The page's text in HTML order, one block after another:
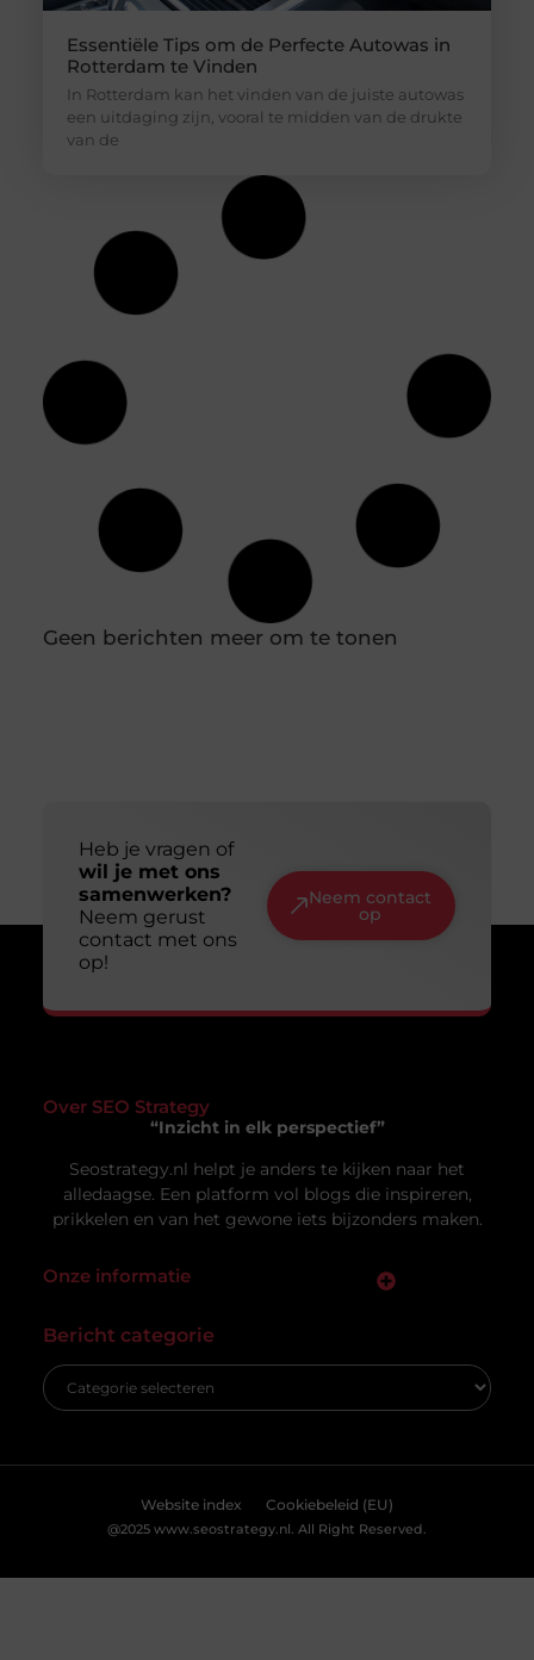
Uw privacy is voor ons van
groot belang.
inzicht in het gebruik van onze website en kunnen we content en
cookiebeleid ] voor meer informatie.
Bekijk Voorkeuren
Essentiële Tips om de Perfecte Autowas in
Rotterdam te Vinden
In Rotterdam kan het vinden van de juiste autowas
een uitdaging zijn, vooral te midden van de drukte
van de
de juiste productkeuzes
Je loopt een drogisterij binnen of scrolt online en
de hoeveelheid potjes, tubes en flesjes is
overweldigend. Het ene product
Slim en duurzaam online zichtbaar worden:
jouw gids voor een lange termijn aanpak
Online zichtbaar zijn is voor veel ondernemers en
makers een doel op zich. Je wilt dat mensen je
vinden, je
Bent u op zoek naar een nieuwe uitdaging in de
groene sector? Dan is de vacature hovenier in
Ermelo wellicht precies wat